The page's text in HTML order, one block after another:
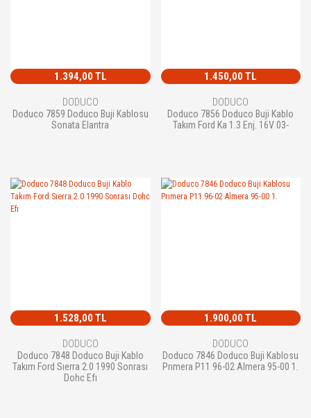
1.394,00 TL
DODUCO
Doduco 7859 Doduco Buji Kablosu
Sonata Elantra
1.450,00 TL
DODUCO
Doduco 7856 Doduco Buji Kablo
Takım Ford Ka 1.3 Enj. 16V 03-
1.528,00 TL
DODUCO
Doduco 7848 Doduco Buji Kablo
Takım Ford Sıerra 2.0 1990 Sonrası
Dohc Efı
1.900,00 TL
DODUCO
Doduco 7846 Doduco Buji Kablosu
Prımera P11 96-02 Almera 95-00 1.